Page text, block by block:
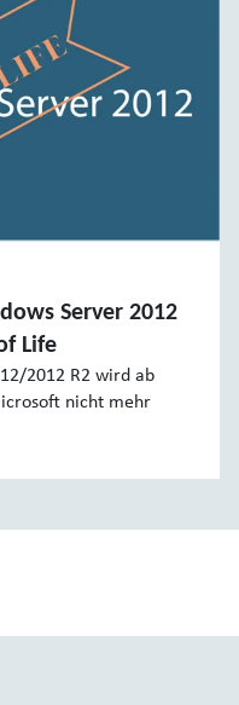
Server 2012
Life
2012 R2 wird ab
nicht mehr